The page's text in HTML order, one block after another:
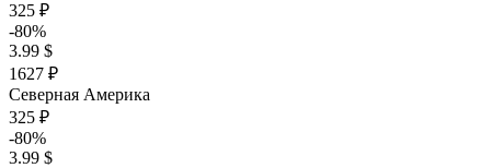
325 ₽
-80%
3.99 $
1627 ₽
Северная Америка
325 ₽
-80%
3.99 $